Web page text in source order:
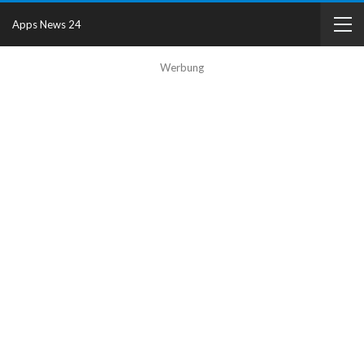
Werbung
Apps News 24